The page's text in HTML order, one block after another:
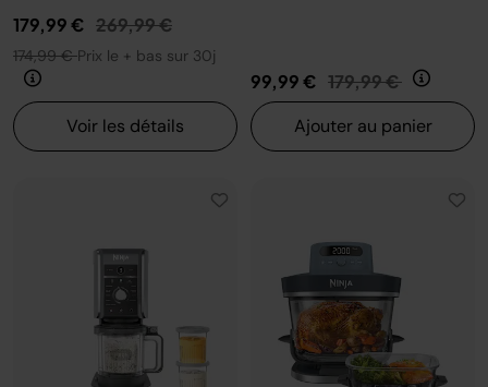
179,99 € Prix réduit de
269,99 €au
174,99 €Prix le + bas sur 30j
Voir les détails
99,99 € Prix réduit de
179,99 € au
Ajouter au panier